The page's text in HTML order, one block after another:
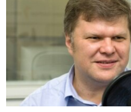
СЕВЕР.РЕАЛИИ
СИБИРЬ.РЕАЛИИ
РАСПИСАНИЕ ВЕЩАНИЯ
ПОДПИШИТЕСЬ НА РАССЫЛКУ
СОЦИАЛЬНЫЕ СЕТИ